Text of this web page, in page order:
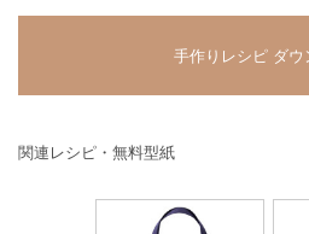
手作りレシピ ダウ
関連レシピ・無料型紙